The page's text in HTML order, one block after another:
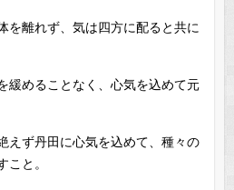
を離れず、気は四方に配ると共に
緩めることなく、心気を込めて元
えず丹田に心気を込めて、種々の
こと。